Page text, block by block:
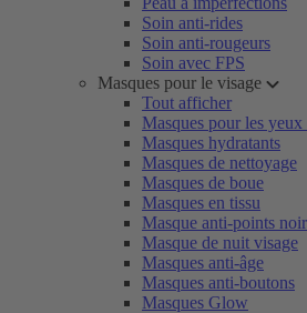
Soin anti-rides
Soin anti-rougeurs
Soin avec FPS
Masques pour le visage
Tout afficher
Masques pour les yeux
Masques hydratants
Masques de nettoyage
Masques de boue
Masques en tissu
Masque anti-points
Masque de nuit visage
Masques anti-âge
Masques anti-boutons
Masques Glow